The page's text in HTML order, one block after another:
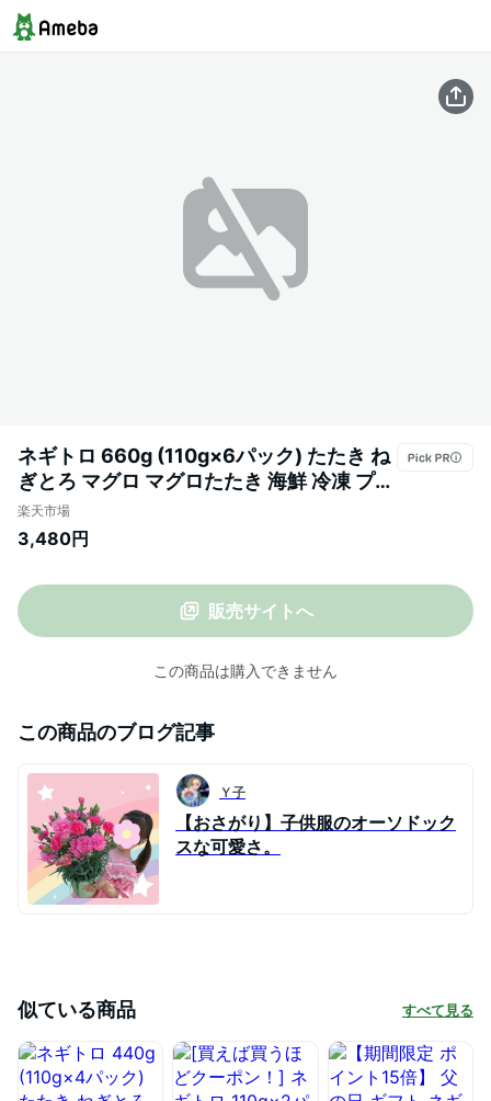
ネギトロ 660g (110g×6パック) たたき ね
ぎとろ マグロ マグロたたき 海鮮 冷凍 プレ
ゼント 贈り物 手巻き 海鮮丼 ネギトロ丼
【送料無料】
楽天市場
3,480円
販売サイトへ
この商品は購入できません
この商品のブログ記事
Ｙ子
【おさがり】子供服のオーソドック
スな可愛さ。
似ている商品 すべて見る